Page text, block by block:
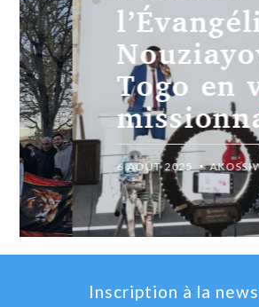
Nouziayovo
Togo en
missionnaire
6 AOÛT 2025 AKOSSIWA
Inscription à la